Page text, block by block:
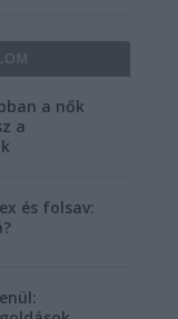
a nők
a
és folsav: